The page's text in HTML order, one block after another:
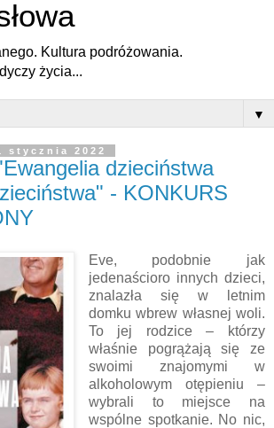
Kultura podróżowania.
życia...
▼
stycznia 2022
dzieciństwa
- KONKURS
Eve, podobnie jak
jedenaścioro innych dzieci,
znalazła się w letnim
domku wbrew własnej woli.
To jej rodzice – którzy
właśnie pogrążają się ze
swoimi znajomymi w
alkoholowym otępieniu –
wybrali to miejsce na
wspólne spotkanie. No nic,